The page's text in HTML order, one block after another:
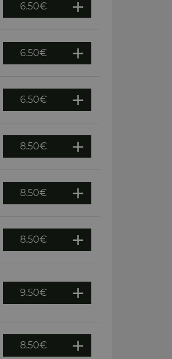
6.50€
6.50€
6.50€
8.50€
8.50€
8.50€
9.50€
8.50€